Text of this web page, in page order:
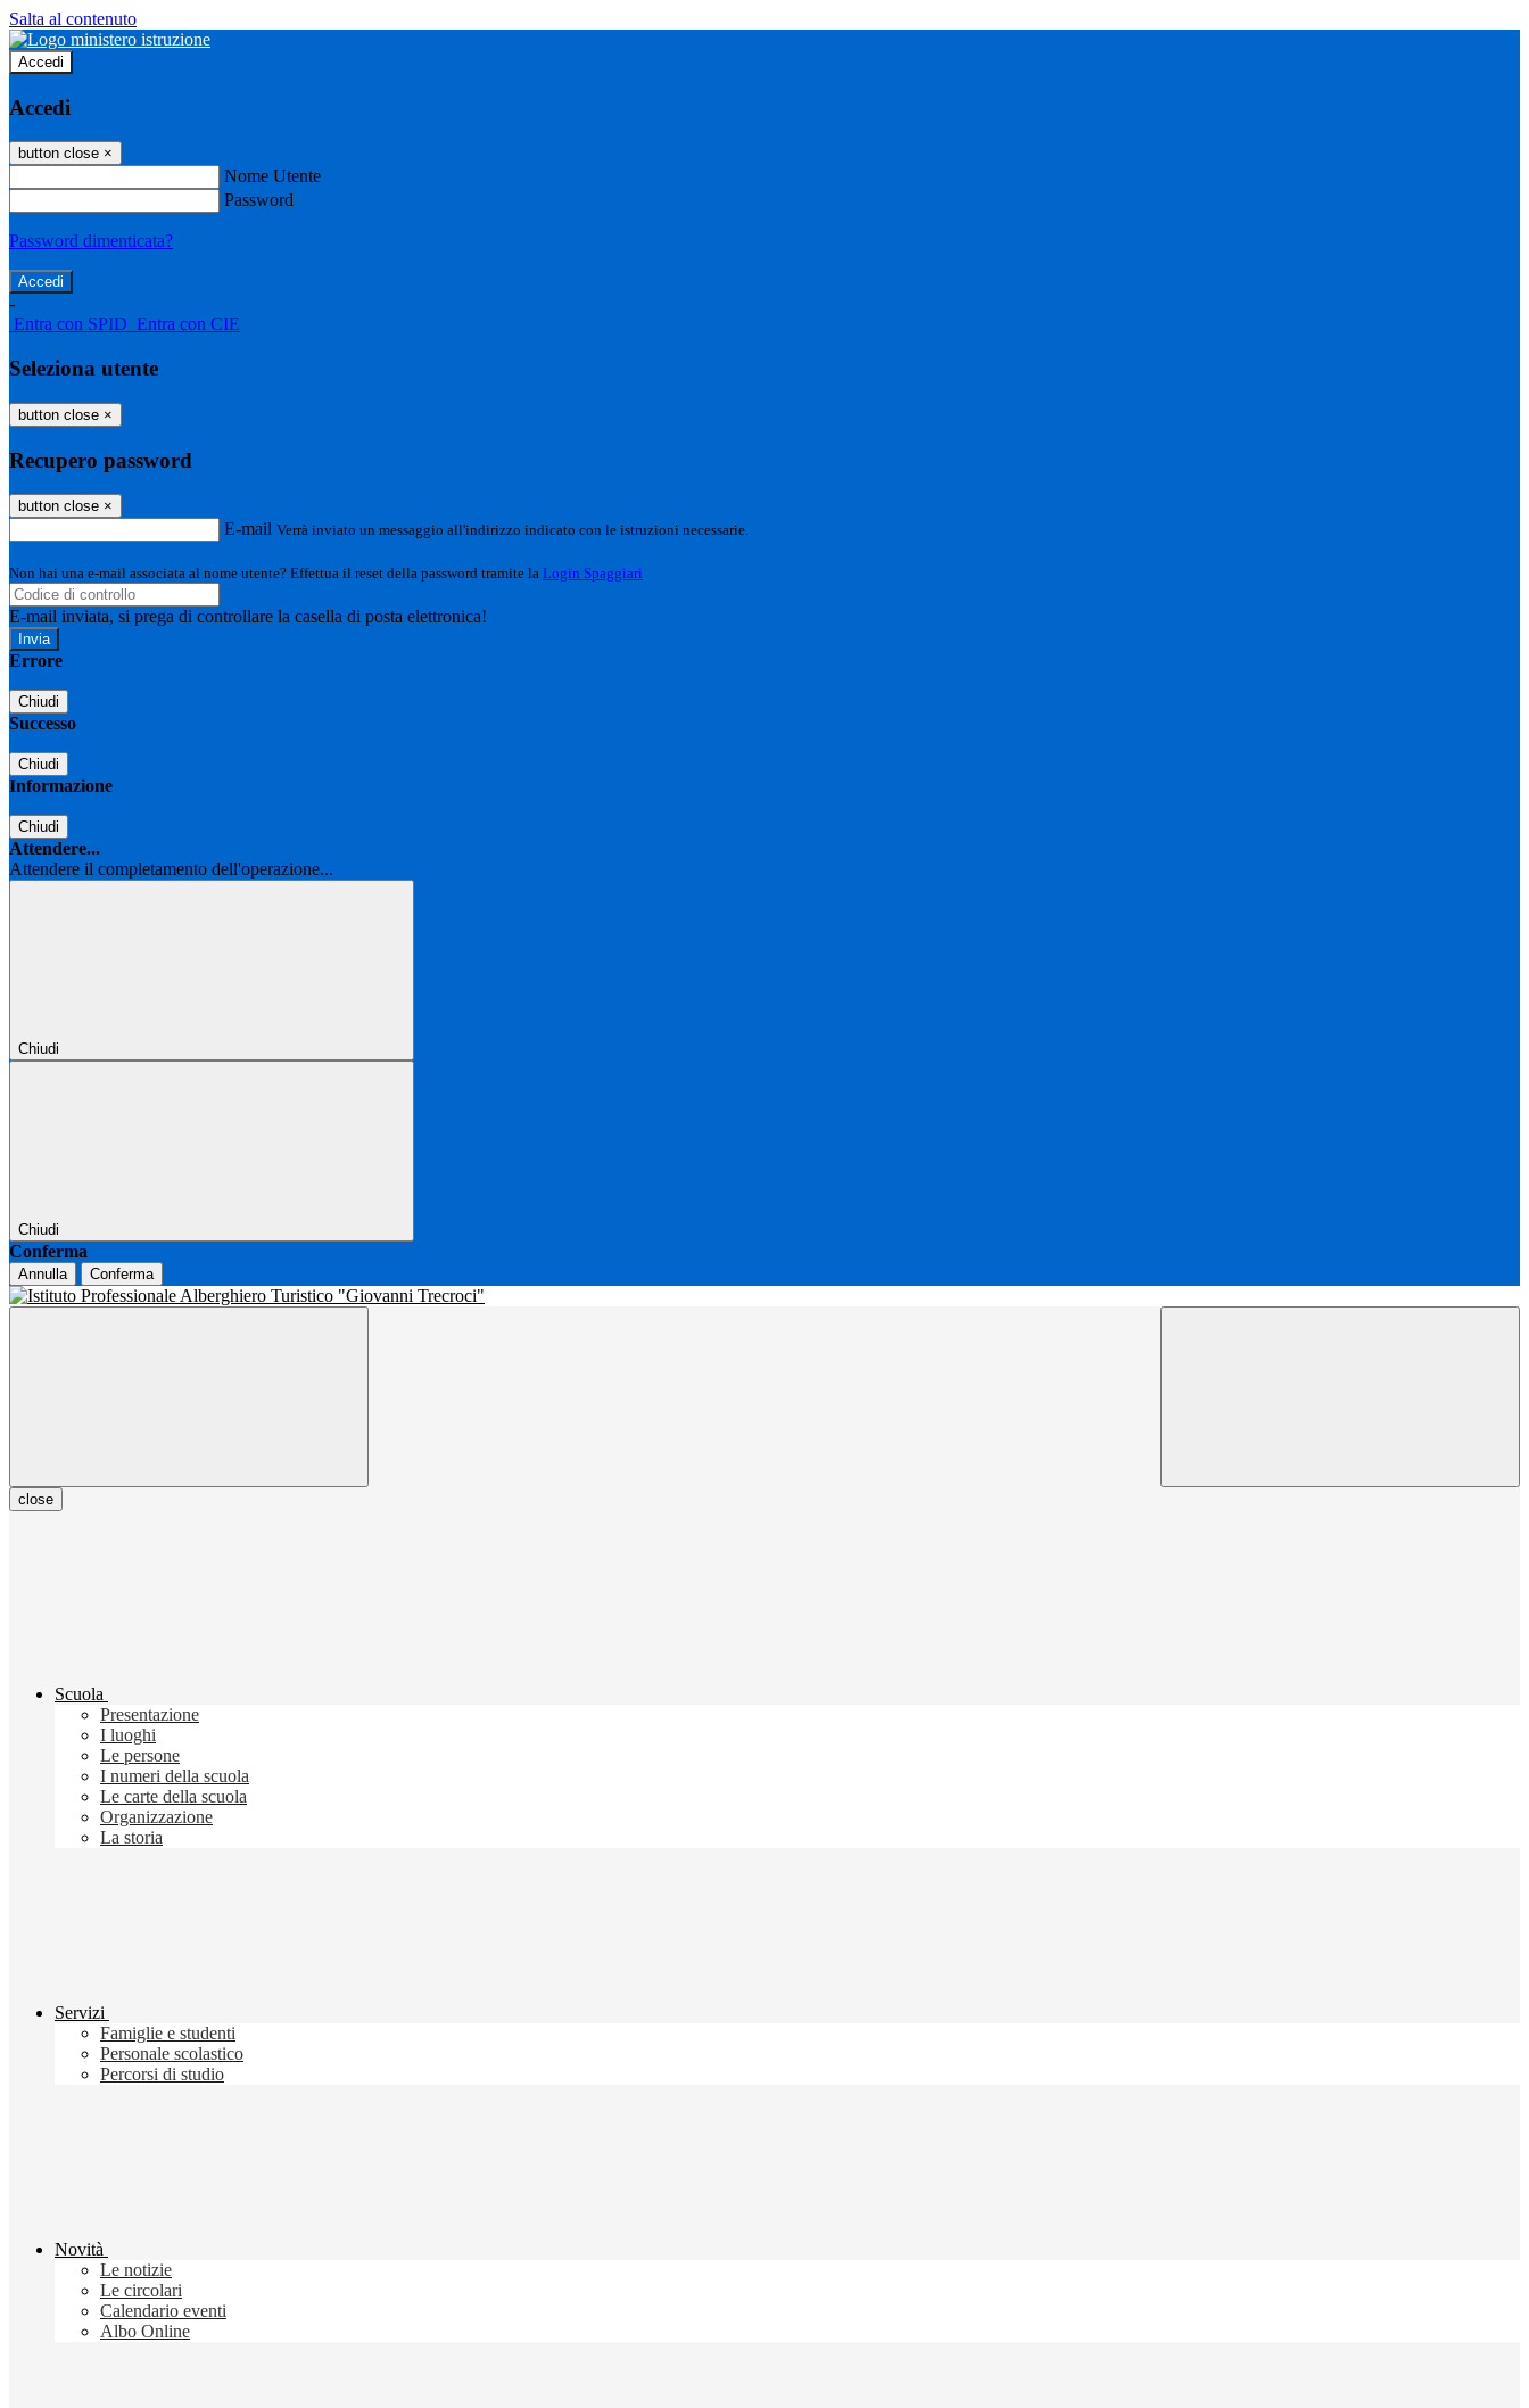
Salta al contenuto
Accedi
Accedi
button close ×
Nome Utente
Password
Password dimenticata?
-
Entra con SPID Entra con CIE
Seleziona utente
button close ×
Recupero password
button close ×
E-mail Verrà inviato un messaggio all'indirizzo indicato con le istruzioni necessarie.
Non hai una e-mail associata al nome utente? Effettua il reset della password tramite la Login Spaggiari
E-mail inviata, si prega di controllare la casella di posta elettronica!
Errore
Chiudi
Successo
Chiudi
Informazione
Chiudi
Attendere...
Attendere il completamento dell'operazione...
Chiudi
Chiudi
Conferma
Annulla Conferma
close
Scuola
Presentazione
I luoghi
Le persone
I numeri della scuola
Le carte della scuola
Organizzazione
La storia
Servizi
Famiglie e studenti
Personale scolastico
Percorsi di studio
Novità
Le notizie
Le circolari
Calendario eventi
Albo Online